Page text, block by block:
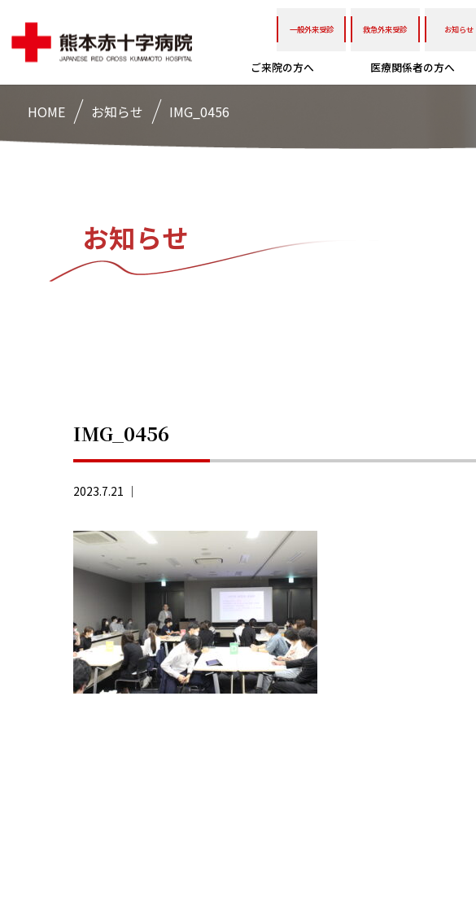
一般外来受診 救急外来受診 お知らせ
ご来院の方へ 医療関係者の方へ
HOME お知らせ IMG_0456
お知らせ
IMG_0456
2023.7.21 ｜